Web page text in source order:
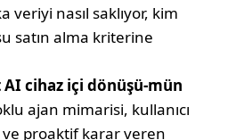
veriyi nasıl saklıyor, kim
satın alma kriterine
AI cihaz içi dönüşü-mün
ajan mimarisi, kullanıcı
proaktif karar veren